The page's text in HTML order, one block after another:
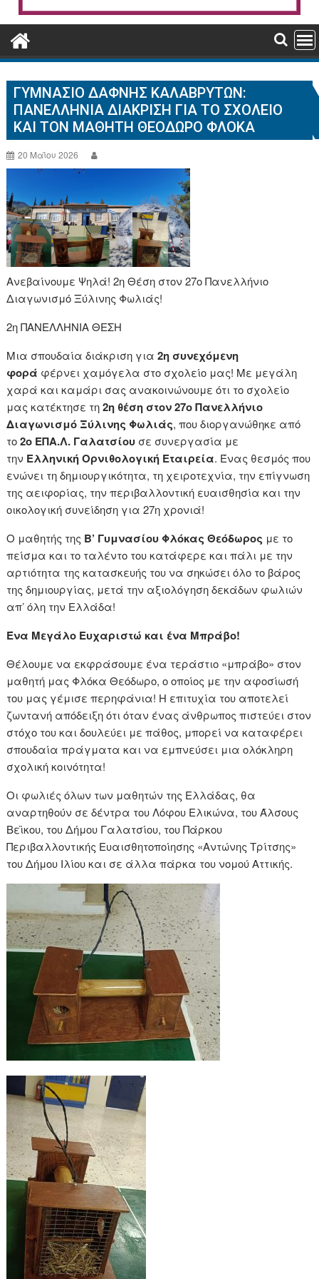
ΓΥΜΝΆΣΙΟ ΔΆΦΝΗΣ ΚΑΛΑΒΡΎΤΩΝ:
ΠΑΝΕΛΛΉΝΙΑ ΔΙΆΚΡΙΣΗ ΓΙΑ ΤΟ ΣΧΟΛΕΊΟ
ΚΑΙ ΤΟΝ ΜΑΘΗΤΉ ΘΕΌΔΩΡΟ ΦΛΌΚΑ
20 Μαΐου 2026
Ανεβαίνουμε Ψηλά! 2η Θέση στον 27ο Πανελλήνιο
Διαγωνισμό Ξύλινης Φωλιάς!
2η ΠΑΝΕΛΛΗΝΙΑ ΘΕΣΗ
Μια σπουδαία διάκριση για2η συνεχόμενη
φορά φέρνει χαμόγελα στο σχολείο μας! Με μεγάλη
χαρά και καμάρι σας ανακοινώνουμε ότι το σχολείο
μας κατέκτησε τη2η θέση στον 27ο Πανελλήνιο
Διαγωνισμό Ξύλινης Φωλιάς, που διοργανώθηκε από
το2ο ΕΠΑ.Λ. Γαλατσίου σε συνεργασία με
την Ελληνική Ορνιθολογική Εταιρεία. Ένας θεσμός που
ενώνει τη δημιουργικότητα, τη χειροτεχνία, την επίγνωση
της αειφορίας, την περιβαλλοντική ευαισθησία και την
οικολογική συνείδηση για 27η χρονιά!
Ο μαθητής της Β’ Γυμνασίου Φλόκας Θεόδωρος με το
πείσμα και το ταλέντο του κατάφερε και πάλι με την
αρτιότητα της κατασκευής του να σηκώσει όλο το βάρος
της δημιουργίας, μετά την αξιολόγηση δεκάδων φωλιών
απ’ όλη την Ελλάδα!
Ένα Μεγάλο Ευχαριστώ και ένα Μπράβο!
Θέλουμε να εκφράσουμε ένα τεράστιο «μπράβο» στον
μαθητή μας Φλόκα Θεόδωρο, ο οποίος με την αφοσίωσή
του μας γέμισε περηφάνια! Η επιτυχία του αποτελεί
ζωντανή απόδειξη ότι όταν ένας άνθρωπος πιστεύει στον
στόχο του και δουλεύει με πάθος, μπορεί να καταφέρει
σπουδαία πράγματα και να εμπνεύσει μια ολόκληρη
σχολική κοινότητα!
Οι φωλιές όλων των μαθητών της Ελλάδας, θα
αναρτηθούν σε δέντρα του Λόφου Ελικώνα, του Άλσους
Βεϊκου, του Δήμου Γαλατσίου, του Πάρκου
Περιβαλλοντικής Ευαισθητοποίησης «Αντώνης Τρίτσης»
του Δήμου Ιλίου και σε άλλα πάρκα του νομού Αττικής.